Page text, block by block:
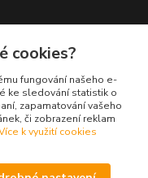
cookies?
fungování našeho e-
ke sledování statistik o
zapamatování vašeho
či zobrazení reklam
k využití cookies